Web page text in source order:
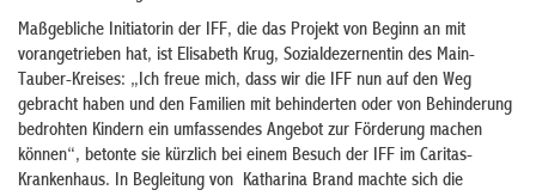
Maßgebliche Initiatorin der IFF, die das Projekt von Beginn an mit
vorangetrieben hat, ist Elisabeth Krug, Sozialdezernentin des Main-
Tauber-Kreises: „Ich freue mich, dass wir die IFF nun auf den Weg
gebracht haben und den Familien mit behinderten oder von Behinderung
bedrohten Kindern ein umfassendes Angebot zur Förderung machen
können“, betonte sie kürzlich bei einem Besuch der IFF im Caritas-
Krankenhaus. In Begleitung von Katharina Brand machte sich die